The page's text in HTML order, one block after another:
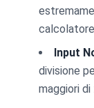
Input
divisione
maggiori di